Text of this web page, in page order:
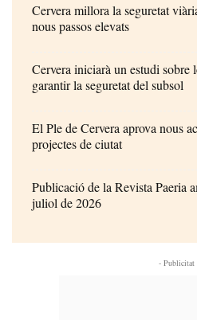
Cervera millora la seguretat
nous passos elevats
Cervera iniciarà un estudi sobre
garantir la seguretat del subsol
El Ple de Cervera aprova nous
projectes de ciutat
Publicació de la Revista Paeria
juliol de 2026
- Publicitat